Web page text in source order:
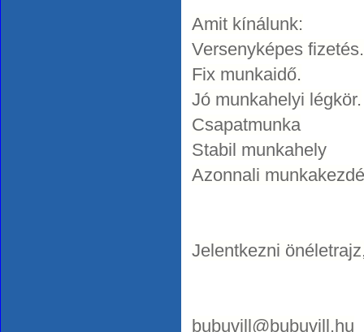
Amit kínálunk:
Versenyképes fizetés.
Fix munkaidő.
Jó munkahelyi légkör.
Csapatmunka
Stabil munkahely
Azonnali
Jelentkezni
bubuvill@bubuvill.hu